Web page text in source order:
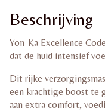
Beschrijving
Yon-Ka Excellence
dat de huid intensief
Dit rijke
een krachtige boost te
aan extra comfort,